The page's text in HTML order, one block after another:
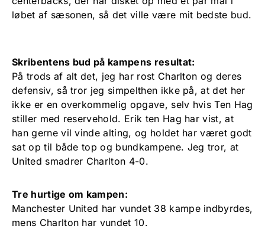
løbet af sæsonen, så det ville være mit bedste bud.
Skribentens bud på kampens resultat:
På trods af alt det, jeg har rost Charlton og deres
defensiv, så tror jeg simpelthen ikke på, at det her
ikke er en overkommelig opgave, selv hvis Ten Hag
stiller med reservehold. Erik ten Hag har vist, at
han gerne vil vinde alting, og holdet har været godt
sat op til både top og bundkampene. Jeg tror, at
United smadrer Charlton 4-0.
Tre hurtige om kampen:
Manchester United har vundet 38 kampe indbyrdes,
mens Charlton har vundet 10.